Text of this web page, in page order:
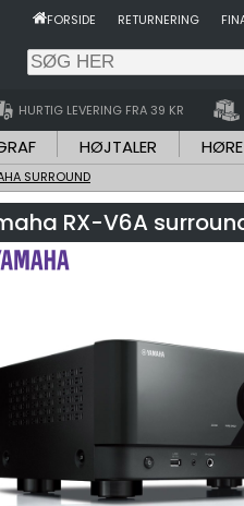
FORSIDE RETURNERING
HURTIG LEVERING FRA 39 KR
HØJTALER
SURROUND
RX-V6A